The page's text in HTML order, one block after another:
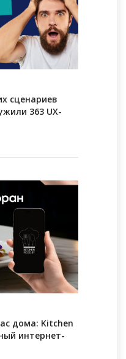
сценариев
363 UX-
дома: Kitchen
интернет-